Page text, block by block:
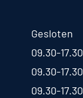
Gesloten
09.30-17.30
09.30-17.30
09.30-17.30